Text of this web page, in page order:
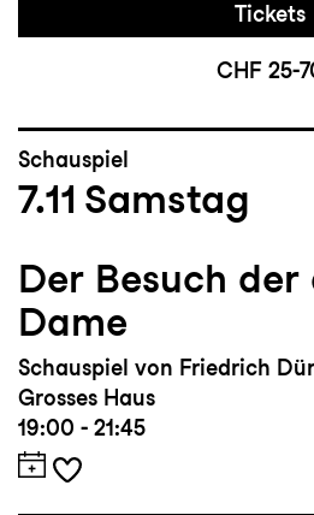
Tickets
CHF 25-
Schauspiel
7.11 Samstag
Der Besuch der
Dame
Schauspiel von Friedrich
Grosses Haus
19:00 - 21:45